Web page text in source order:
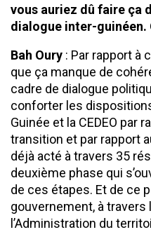
vous auriez dû faire ça
dialogue inter-guinéen.
Bah Oury : Par rapport à
que ça manque de
cadre de dialogue
conforter les
Guinée et la CEDEO par
transition et par rapport
déjà acté à travers 35
deuxième phase qui
de ces étapes. Et de ce
gouvernement, à travers
l’Administration du